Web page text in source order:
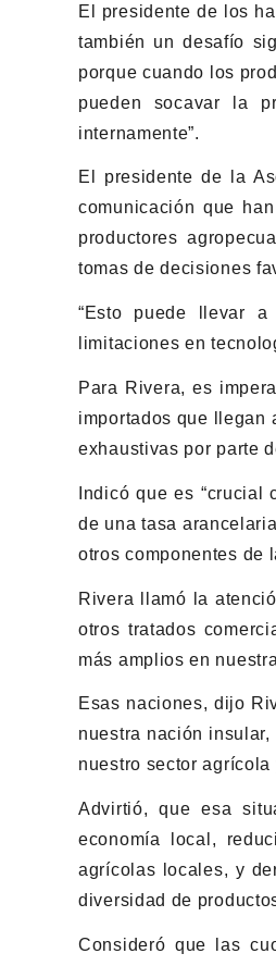
El presidente de los
también un desafío
porque cuando los
pueden socavar la
internamente”.
El presidente de la
comunicación que
productores
tomas de decisiones
“Esto puede llevar a
limitaciones en
Para Rivera, es
importados que llegan
exhaustivas por parte
Indicó que es
de una tasa
otros componentes de
Rivera llamó la
otros tratados
más amplios en
Esas naciones, dijo
nuestra nación
nuestro sector agrícola
Advirtió, que esa
economía local,
agrícolas locales, y
diversidad de
Consideró que las